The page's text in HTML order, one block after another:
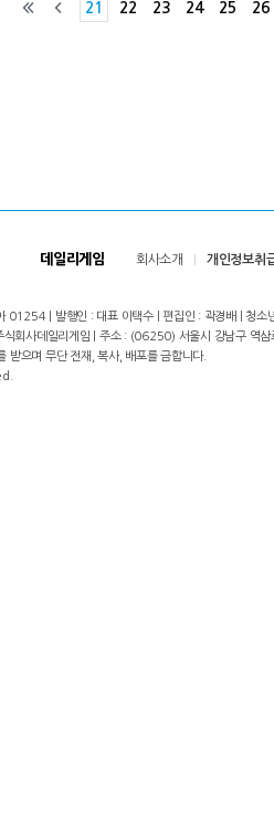
21 22 23 24 25 26
데일리게임 회사소개 개인정보취
01254 | 발행인 : 대표 이택수 | 편집인 : 곽경배 |
회사데일리게임 | 주소 : (06250) 서울시 강남구
받으며 무단 전재, 복사, 배포를 금합니다.